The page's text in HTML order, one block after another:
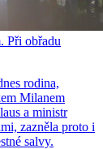
Při obřadu
rodina,
Milanem
a ministr
zazněla proto i
salvy.